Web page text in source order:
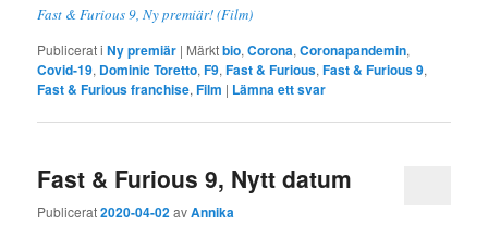
Fast & Furious 9, Ny premiär! (Film)
Publicerat i Ny premiär | Märktbio,Corona,Coronapandemin,
Covid-19, Dominic Toretto,F9,Fast & Furious,Fast & Furious 9,
Fast & Furious franchise,Film | Lämna ett svar
Fast & Furious 9, Nytt datum
Publicerat2020-04-02avAnnika